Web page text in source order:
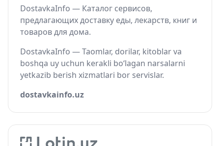
DostavkaInfo — Каталог сервисов,
предлагающих доставку еды, лекарств, книг и
товаров для дома.
DostavkaInfo — Taomlar, dorilar, kitoblar va
boshqa uy uchun kerakli bo‘lagan narsalarni
yetkazib berish xizmatlari bor servislar.
dostavkainfo.uz